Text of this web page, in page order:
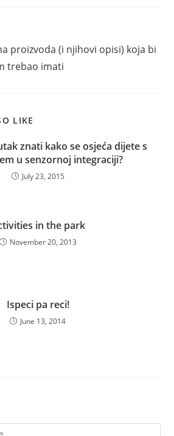
proizvoda (i njihovi opisi) koja bi
trebao imati
LIKE
znati kako se osjeća dijete s
u senzornoj integraciji?
July 23, 2015
in the park
November 20, 2013
Ispeci pa reci!
June 13, 2014